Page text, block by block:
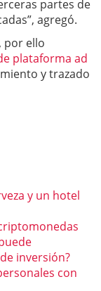
partes de
agregó.
por ello
plataforma ad
y trazado
y un hotel
inversión?
con